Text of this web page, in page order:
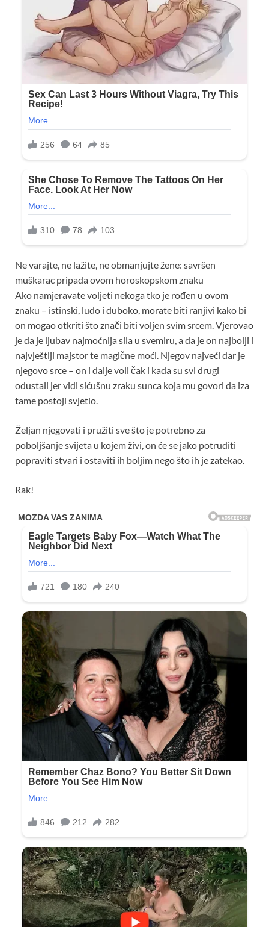
Ne varajte, ne lažite, ne obmanjujte žene: savršen
muškarac pripada ovom horoskopskom znaku
Ako namjeravate voljeti nekoga tko je rođen u ovom
znaku – istinski, ludo i duboko, morate biti ranjivi kako bi
on mogao otkriti što znači biti voljen svim srcem. Vjerovao
je da je ljubav najmoćnija sila u svemiru, a da je on najbolji i
najvještiji majstor te magične moći. Njegov najveći dar je
njegovo srce – on i dalje voli čak i kada su svi drugi
odustali jer vidi sićušnu zraku sunca koja mu govori da iza
tame postoji svjetlo.
Željan njegovati i pružiti sve što je potrebno za
poboljšanje svijeta u kojem živi, ​​on će se jako potruditi
popraviti stvari i ostaviti ih boljim nego što ih je zatekao.
Rak!